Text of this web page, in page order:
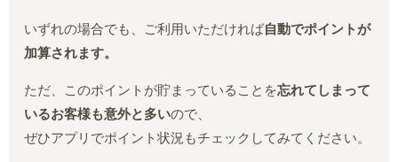
いずれの場合でも、ご利用いただければ自動でポイントが
加算されます。
ただ、このポイントが貯まっていることを忘れてしまって
いるお客様も意外と多いので、
ぜひアプリでポイント状況もチェックしてみてください。